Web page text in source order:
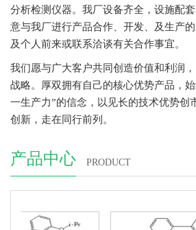
分析检测仪器。我厂设备齐全，设施配
意与我厂进行产品合作、开发、及生产的
及个人前来或联系洽谈有关合作事宜。
我们愿与广大客户共同创造价值和利润
战略。厚双拥有自己的核心优势产品，
一生产力”的信念，以见长的技术优势创
创新，走在同行前列。
产品中心 PRODUCT